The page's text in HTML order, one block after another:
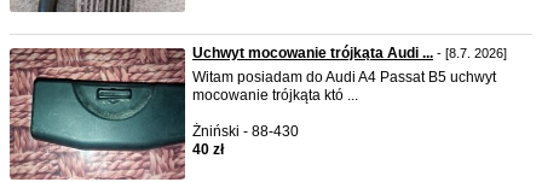
Uchwyt mocowanie trójkąta Audi ... - [8.7. 2026]
Witam posiadam do Audi A4 Passat B5 uchwyt
mocowanie trójkąta któ ...
Żniński - 88-430
40 zł